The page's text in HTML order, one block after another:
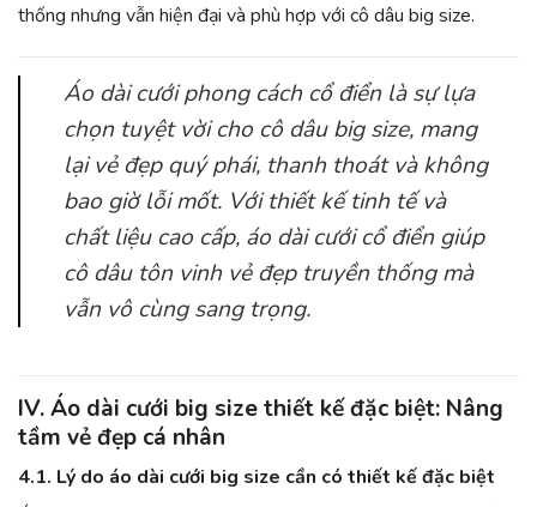
thống nhưng vẫn hiện đại và phù hợp với cô dâu big size.
Áo dài cưới phong cách cổ điển là sự lựa
chọn tuyệt vời cho cô dâu big size, mang
lại vẻ đẹp quý phái, thanh thoát và không
bao giờ lỗi mốt. Với thiết kế tinh tế và
chất liệu cao cấp, áo dài cưới cổ điển giúp
cô dâu tôn vinh vẻ đẹp truyền thống mà
vẫn vô cùng sang trọng.
IV. Áo dài cưới big size thiết kế đặc biệt: Nâng
tầm vẻ đẹp cá nhân
4.1. Lý do áo dài cưới big size cần có thiết kế đặc biệt